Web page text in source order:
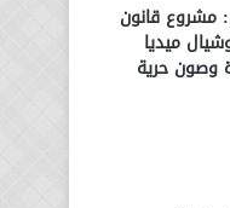
مشروع قانون
ميديا
وصون حرية